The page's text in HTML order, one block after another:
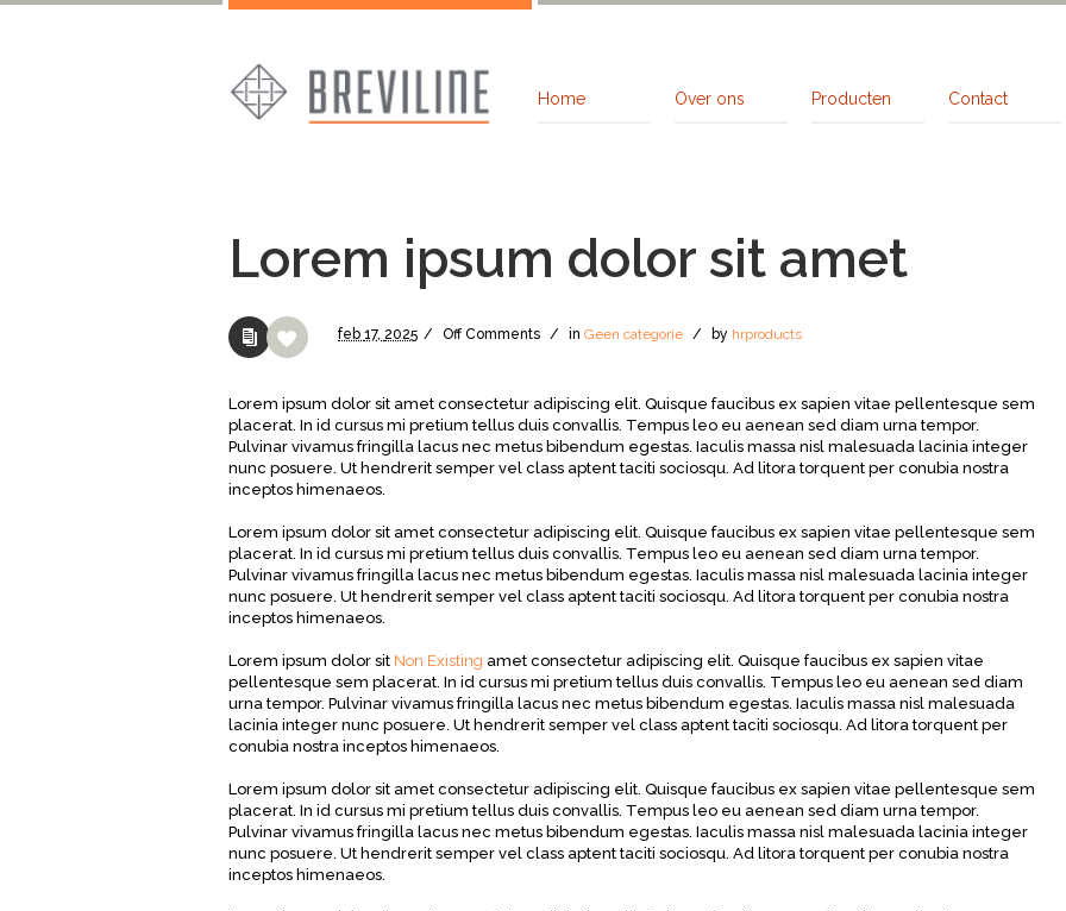
Home Over ons Producten Contact
Lorem ipsum dolor sit amet
feb 17, 2025 / OffComments / in Geen categorie / by hrproducts
Lorem ipsum dolor sit amet consectetur adipiscing elit. Quisque faucibus ex sapien vitae pellentesque sem
placerat. In id cursus mi pretium tellus duis convallis. Tempus leo eu aenean sed diam urna tempor.
Pulvinar vivamus fringilla lacus nec metus bibendum egestas. Iaculis massa nisl malesuada lacinia integer
nunc posuere. Ut hendrerit semper vel class aptent taciti sociosqu. Ad litora torquent per conubia nostra
inceptos himenaeos.
Lorem ipsum dolor sit amet consectetur adipiscing elit. Quisque faucibus ex sapien vitae pellentesque sem
placerat. In id cursus mi pretium tellus duis convallis. Tempus leo eu aenean sed diam urna tempor.
Pulvinar vivamus fringilla lacus nec metus bibendum egestas. Iaculis massa nisl malesuada lacinia integer
nunc posuere. Ut hendrerit semper vel class aptent taciti sociosqu. Ad litora torquent per conubia nostra
inceptos himenaeos.
Lorem ipsum dolor sit Non Existing amet consectetur adipiscing elit. Quisque faucibus ex sapien vitae
pellentesque sem placerat. In id cursus mi pretium tellus duis convallis. Tempus leo eu aenean sed diam
urna tempor. Pulvinar vivamus fringilla lacus nec metus bibendum egestas. Iaculis massa nisl malesuada
lacinia integer nunc posuere. Ut hendrerit semper vel class aptent taciti sociosqu. Ad litora torquent per
conubia nostra inceptos himenaeos.
Lorem ipsum dolor sit amet consectetur adipiscing elit. Quisque faucibus ex sapien vitae pellentesque sem
placerat. In id cursus mi pretium tellus duis convallis. Tempus leo eu aenean sed diam urna tempor.
Pulvinar vivamus fringilla lacus nec metus bibendum egestas. Iaculis massa nisl malesuada lacinia integer
nunc posuere. Ut hendrerit semper vel class aptent taciti sociosqu. Ad litora torquent per conubia nostra
inceptos himenaeos.